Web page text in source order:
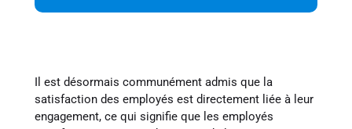
Il est désormais communément admis que la
satisfaction des employés est directement liée à leur
engagement, ce qui signifie que les employés